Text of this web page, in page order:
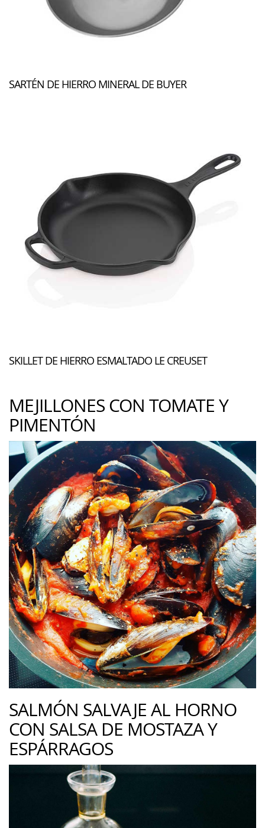
SARTÉN DE HIERRO MINERAL DE BUYER
SKILLET DE HIERRO ESMALTADO LE CREUSET
MEJILLONES CON TOMATE Y
PIMENTÓN
SALMÓN SALVAJE AL HORNO
CON SALSA DE MOSTAZA Y
ESPÁRRAGOS